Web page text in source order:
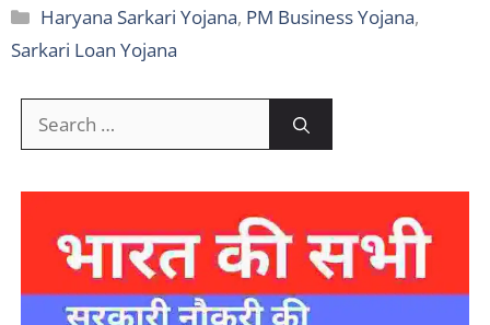
Categories
Haryana Sarkari Yojana, PM Business Yojana,
Sarkari Loan Yojana
for: